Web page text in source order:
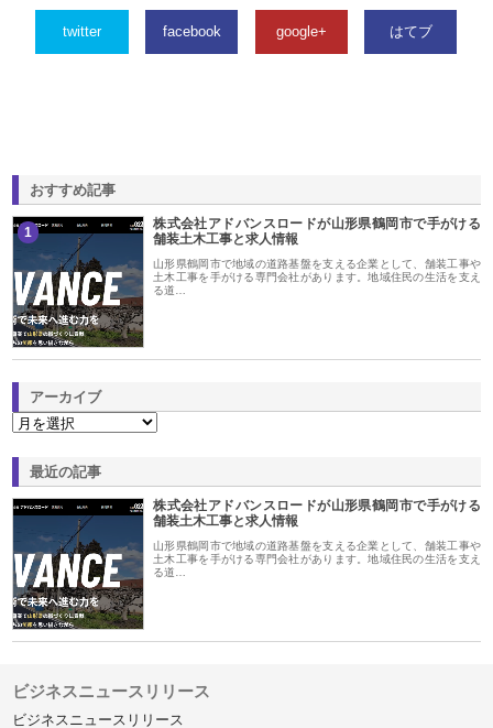
twitter facebook google+ はてブ
おすすめ記事
1
株式会社アドバンスロードが山形県鶴岡市で手がける
舗装土木工事と求人情報
山形県鶴岡市で地域の道路基盤を支える企業として、舗装工事や
土木工事を手がける専門会社があります。地域住民の生活を支え
る道…
アーカイブ
最近の記事
株式会社アドバンスロードが山形県鶴岡市で手がける
舗装土木工事と求人情報
山形県鶴岡市で地域の道路基盤を支える企業として、舗装工事や
土木工事を手がける専門会社があります。地域住民の生活を支え
る道…
ビジネスニュースリリース
ビジネスニュースリリース